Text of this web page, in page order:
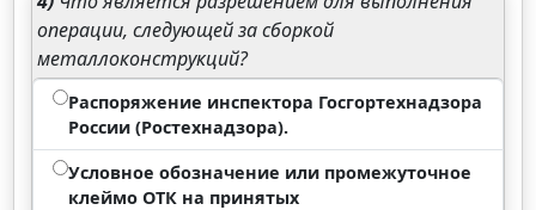
операции, следующей за сборкой
металлоконструкций?
Распоряжение инспектора Госгортехнадзора
России (Ростехнадзора).
Условное обозначение или промежуточное
клеймо ОТК на принятых